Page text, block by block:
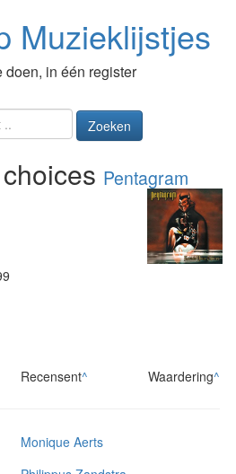
Muzieklijstjes
in één register
Zoeken
Pentagram
Recensent^ Waardering^
Monique Aerts